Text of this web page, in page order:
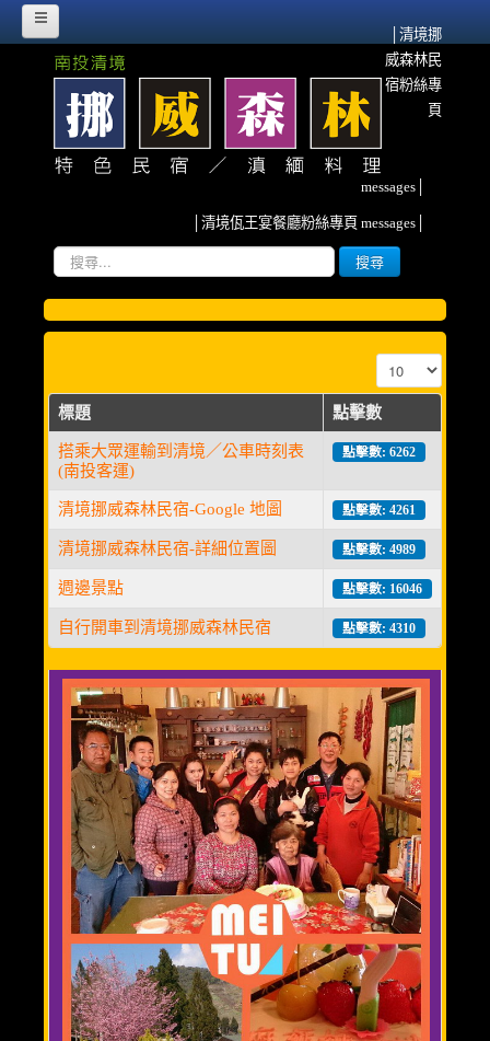
│清境挪
威森林民
宿粉絲專
頁
messages│
│清境佤王宴餐廳粉絲專頁 messages│
搜
尋...
搜尋
HOME
挪威故事
挪威森林的源起
紀念佤族HERO~阿媽
挪威臉書散記
客房介紹
甜蜜雙人房(2人)
溫馨三人房(3人)
優質親子房(4人)
渡假小木屋(6人)
美食餐廳
週邊景點
清境旅遊導覽圖
交通資訊
相關連結
標題 點擊數
搭乘大眾運輸到清境／公車時刻表
(南投客運)
點擊數: 6262
清境挪威森林民宿-Google 地圖 點擊數: 4261
清境挪威森林民宿-詳細位置圖 點擊數: 4989
週邊景點 點擊數: 16046
自行開車到清境挪威森林民宿 點擊數: 4310